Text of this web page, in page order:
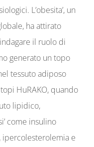
L’obesita’, un
ha attirato
il ruolo di
generato un topo
tessuto adiposo
HuRAKO, quando
lipidico,
come insulino
ipercolesterolemia e